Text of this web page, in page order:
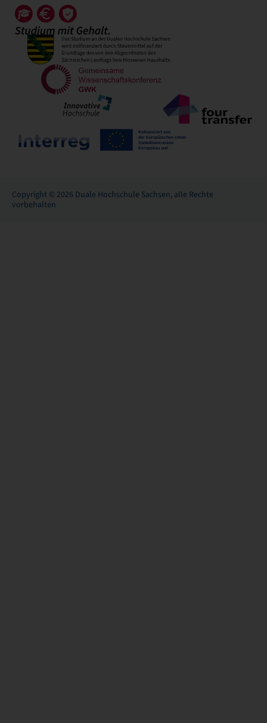
Copyright © 2026 Duale Hochschule Sachsen, alle Rechte
vorbehalten